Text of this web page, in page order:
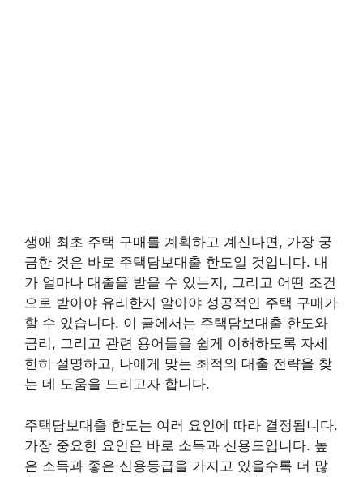
생애 최초 주택 구매를 계획하고 계신다면, 가장 궁
금한 것은 바로 주택담보대출 한도일 것입니다. 내
가 얼마나 대출을 받을 수 있는지, 그리고 어떤 조건
으로 받아야 유리한지 알아야 성공적인 주택 구매가
할 수 있습니다. 이 글에서는 주택담보대출 한도와
금리, 그리고 관련 용어들을 쉽게 이해하도록 자세
한히 설명하고, 나에게 맞는 최적의 대출 전략을 찾
는 데 도움을 드리고자 합니다.
주택담보대출 한도는 여러 요인에 따라 결정됩니다.
가장 중요한 요인은 바로 소득과 신용도입니다. 높
은 소득과 좋은 신용등급을 가지고 있을수록 더 많